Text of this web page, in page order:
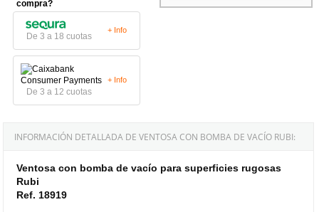
compra?
De 3 a 18 cuotas
+ Info
De 3 a 12 cuotas
+ Info
INFORMACIÓN DETALLADA DE VENTOSA CON BOMBA DE VACÍO RUBI:
Ventosa con bomba de vacío para superficies rugosas
Rubi
Ref. 18919